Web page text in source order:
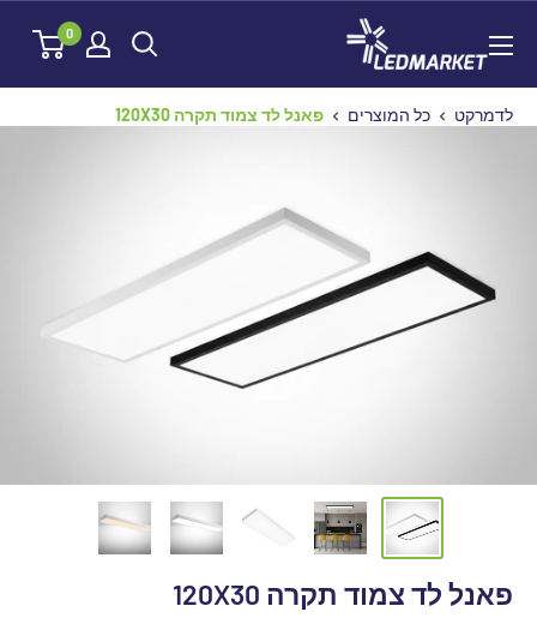
לתוכן
0
לדמרקט כל המוצרים פאנל לד צמוד תקרה 120X30
פאנל לד צמוד תקרה 120X30